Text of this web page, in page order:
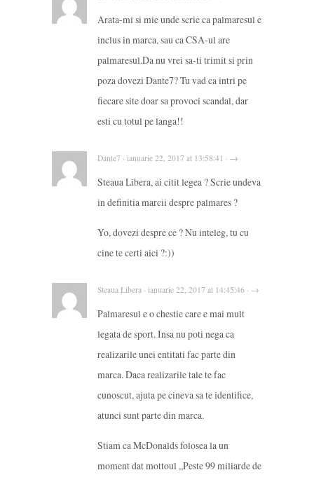
Arata-mi si mie unde scrie ca palmaresul e
inclus in marca, sau ca CSA-ul are
palmaresul.Da nu vrei sa-ti trimit si prin
poza dovezi Dante7? Tu vad ca intri pe
fiecare site doar sa provoci scandal, dar
esti cu totul pe langa!!
Dante7 · ianuarie 22, 2017 at 13:58:41 · →
Steaua Libera, ai citit legea ? Scrie undeva
in definitia marcii despre palmares ?
Yo, dovezi despre ce ? Nu inteleg, tu cu
cine te certi aici ?:))
Steaua Libera · ianuarie 22, 2017 at 14:45:46 · →
Palmaresul e o chestie care e mai mult
legata de sport. Insa nu poti nega ca
realizarile unei entitati fac parte din
marca. Daca realizarile tale te fac
cunoscut, ajuta pe cineva sa te identifice,
atunci sunt parte din marca.
Stiam ca McDonalds folosea la un
moment dat mottoul „Peste 99 miliarde de